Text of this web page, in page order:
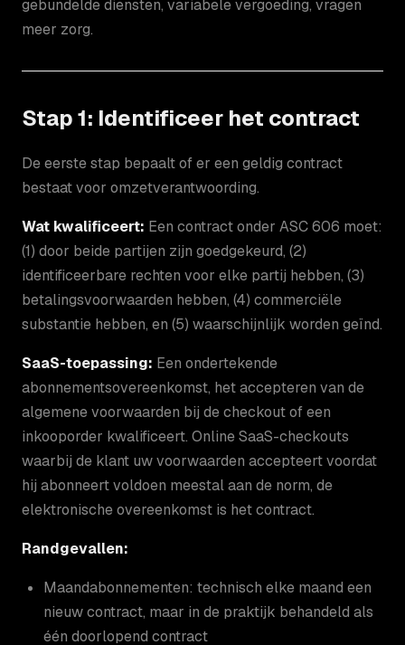
gebundelde diensten, variabele vergoeding, vragen
meer zorg.
Stap 1: Identificeer het contract
De eerste stap bepaalt of er een geldig contract
bestaat voor omzetverantwoording.
Wat kwalificeert: Een contract onder ASC 606 moet:
(1) door beide partijen zijn goedgekeurd, (2)
identificeerbare rechten voor elke partij hebben, (3)
betalingsvoorwaarden hebben, (4) commerciële
substantie hebben, en (5) waarschijnlijk worden geïnd.
SaaS-toepassing: Een ondertekende
abonnementsovereenkomst, het accepteren van de
algemene voorwaarden bij de checkout of een
inkooporder kwalificeert. Online SaaS-checkouts
waarbij de klant uw voorwaarden accepteert voordat
hij abonneert voldoen meestal aan de norm, de
elektronische overeenkomst is het contract.
Randgevallen:
Maandabonnementen: technisch elke maand een
nieuw contract, maar in de praktijk behandeld als
één doorlopend contract